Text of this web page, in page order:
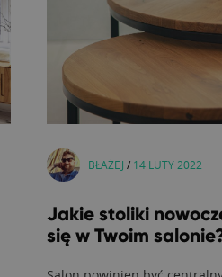
BŁAŻEJ / 14 LUTY 2022
Jakie stoliki
się w Twoim